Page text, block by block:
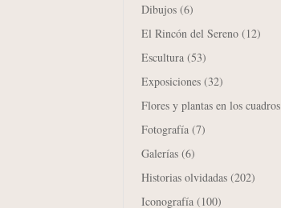
Dibujos (6)
El Rincón del Sereno (12)
Escultura (53)
Exposiciones (32)
Flores y plantas en los cuadros
Fotografía (7)
Galerías (6)
Historias olvidadas (202)
Iconografía (100)